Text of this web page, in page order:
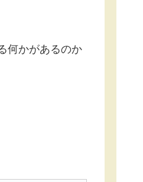
何かがあるのか